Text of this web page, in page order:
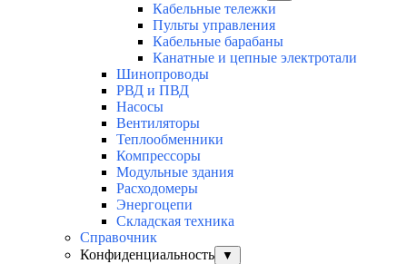
Кабельные тележки
Пульты управления
Кабельные барабаны
Канатные и цепные электротали
Шинопроводы
РВД и ПВД
Насосы
Вентиляторы
Теплообменники
Компрессоры
Модульные здания
Расходомеры
Энергоцепи
Складская техника
Справочник
Конфиденциальность
▼